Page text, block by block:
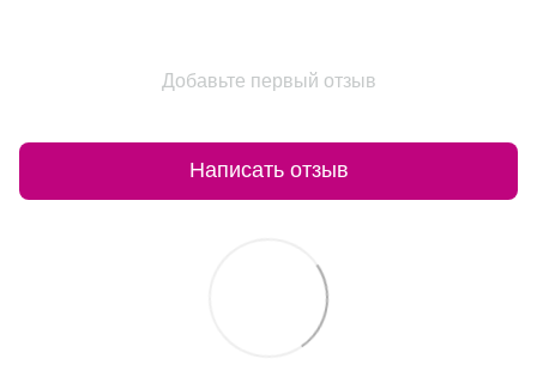
Добавьте первый отзыв
Написать отзыв